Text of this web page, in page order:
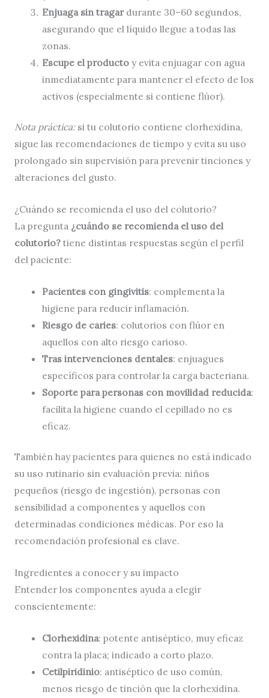
Enjuaga sin tragardurante 30–60 segundos,
asegurando que el líquido llegue a todas las
zonas.
Escupe el producto y evita enjuagar con agua
inmediatamente para mantener el efecto de los
activos (especialmente si contiene flúor).
Nota práctica:si tu colutorio contiene clorhexidina,
sigue las recomendaciones de tiempo y evita su uso
prolongado sin supervisión para prevenir tinciones y
alteraciones del gusto.
¿Cuándo se recomienda el uso del colutorio?
La pregunta ¿cuándo se recomienda el uso del
colutorio?tiene distintas respuestas según el perfil
del paciente:
Pacientes con gingivitis: complementa la
higiene para reducir inflamación.
Riesgo de caries: colutorios con flúor en
aquellos con alto riesgo carioso.
Tras intervenciones dentales: enjuagues
específicos para controlar la carga bacteriana.
Soporte para personas con movilidad reducida:
facilita la higiene cuando el cepillado no es
eficaz.
También hay pacientes para quienes no está indicado
su uso rutinario sin evaluación previa: niños
pequeños (riesgo de ingestión), personas con
sensibilidad a componentes y aquellos con
determinadas condiciones médicas. Por eso la
recomendación profesional es clave.
Ingredientes a conocer y su impacto
Entender los componentes ayuda a elegir
conscientemente:
Clorhexidina: potente antiséptico, muy eficaz
contra la placa; indicado a corto plazo.
Cetilpiridinio: antiséptico de uso común,
menos riesgo de tinción que la clorhexidina.